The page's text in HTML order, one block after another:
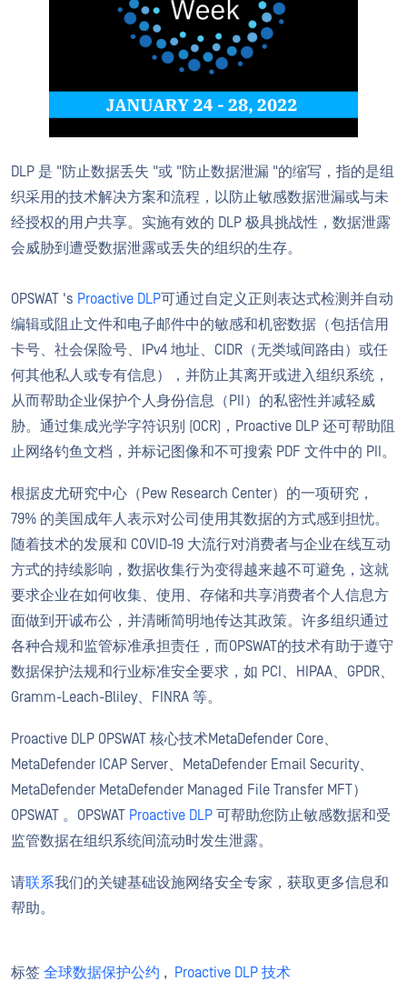
DLP 是 "防止数据丢失 "或 "防止数据泄漏 "的缩写，指的是组
织采用的技术解决方案和流程，以防止敏感数据泄漏或与未
经授权的用户共享。实施有效的 DLP 极具挑战性，数据泄露
会威胁到遭受数据泄露或丢失的组织的生存。
OPSWAT 's Proactive DLP可通过自定义正则表达式检测并自动
编辑或阻止文件和电子邮件中的敏感和机密数据（包括信用
卡号、社会保险号、IPv4 地址、CIDR（无类域间路由）或任
何其他私人或专有信息），并防止其离开或进入组织系统，
从而帮助企业保护个人身份信息（PII）的私密性并减轻威
胁。通过集成光学字符识别 (OCR)，Proactive DLP 还可帮助阻
止网络钓鱼文档，并标记图像和不可搜索 PDF 文件中的 PII。
根据皮尤研究中心（Pew Research Center）的一项研究，
79% 的美国成年人表示对公司使用其数据的方式感到担忧。
随着技术的发展和 COVID-19 大流行对消费者与企业在线互动
方式的持续影响，数据收集行为变得越来越不可避免，这就
要求企业在如何收集、使用、存储和共享消费者个人信息方
面做到开诚布公，并清晰简明地传达其政策。许多组织通过
各种合规和监管标准承担责任，而OPSWAT的技术有助于遵守
数据保护法规和行业标准安全要求，如 PCI、HIPAA、GPDR、
Gramm-Leach-Bliley、FINRA 等。
Proactive DLP OPSWAT 核心技术MetaDefender Core、
MetaDefender ICAP Server、MetaDefender Email Security、
MetaDefender MetaDefender Managed File Transfer MFT）
OPSWAT 。OPSWAT Proactive DLP 可帮助您防止敏感数据和受
监管数据在组织系统间流动时发生泄露。
请联系我们的关键基础设施网络安全专家，获取更多信息和
帮助。
标签 全球数据保护公约 , Proactive DLP 技术